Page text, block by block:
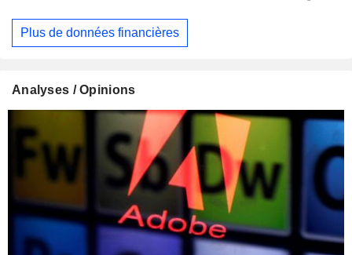
Plus de données financières
Analyses / Opinions